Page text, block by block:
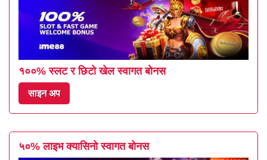
१००% स्लट र छिटो खेल स्वागत बोनस
साइन अप
५०% लाइभ क्यासिनो स्वागत बोनस